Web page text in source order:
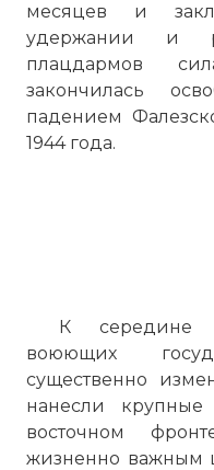
месяцев и
удержании и
плацдармов
закончилась
падением
1944 года.
К середине
воюющих
существенно
нанесли
восточном
жизненно важным